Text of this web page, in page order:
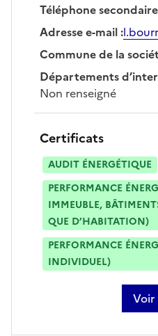
Téléphone secondaire
Adresse e-mail:
Commune de la
Départements
Non renseigné
Certificats
AUDIT ÉNERGÉTIQUE
PERFORMANCE
IMMEUBLE,
QUE D’HABITATION)
PERFORMANCE
INDIVIDUEL)
Voir
sur